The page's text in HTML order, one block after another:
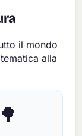
il mondo
alla
🌳